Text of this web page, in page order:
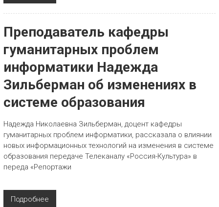
Преподаватель кафедры
гуманитарных проблем
информатики Надежда
Зильберман об изменениях в
системе образования
Надежда Николаевна Зильберман, доцент кафедры
гуманитарных проблем информатики, рассказала о влиянии
новых информационных технологий на изменения в системе
образования передаче Телеканалу «Россия-Культура» в
переда «Репортажи
Подробнее